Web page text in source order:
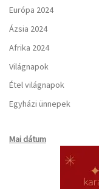
Európa 2024
Ázsia 2024
Afrika 2024
Világnapok
Étel világnapok
Egyházi ünnepek
Mai dátum